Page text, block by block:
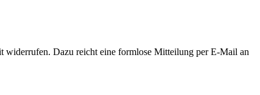
Dazu reicht eine formlose Mitteilung per E-Mail an